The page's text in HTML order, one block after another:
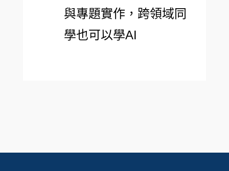
與專題實作，跨領域同
學也可以學AI